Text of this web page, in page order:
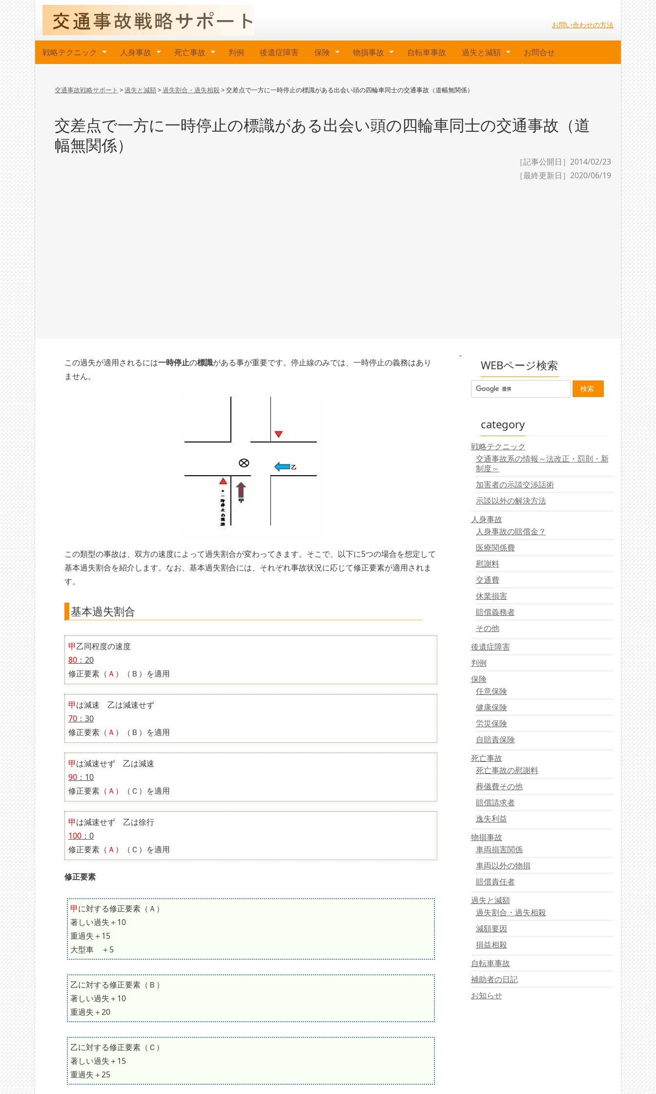
お問い合わせの方法
戦略テクニック 人身事故 死亡事故 判例 後遺症障害 保険 物損事故 自転車事故 過失と減額 お問合せ
交通事故戦略サポート >過失と減額>過失割合・過失相殺>交差点で一方に一時停止の標識がある出会い頭の四輪車同士の交通事故（道幅無関係）
交差点で一方に一時停止の標識がある出会い頭の四輪車同士の交通事故（道
幅無関係）
［記事公開日］2014/02/23
［最終更新日］ 2020/06/19
この過失が適用されるには一時停止の標識がある事が重要です。停止線のみでは、一時停止の義務はあり
ません。
この類型の事故は、双方の速度によって過失割合が変わってきます。そこで、以下に5つの場合を想定して
基本過失割合を紹介します。なお、基本過失割合には、それぞれ事故状況に応じて修正要素が適用されま
す。
基本過失割合
甲乙同程度の速度
80 ：20
修正要素（ Ａ ）（Ｂ）を適用
甲は減速 乙は減速せず
70 ：30
修正要素（ Ａ ）（Ｂ）を適用
甲は減速せず 乙は減速
90 ：10
修正要素（ Ａ ）（Ｃ）を適用
甲は減速せず 乙は徐行
100 ：0
修正要素（ Ａ ）（Ｃ）を適用
修正要素
甲に対する修正要素（Ａ）
著しい過失＋10
重過失＋15
大型車 ＋5
乙に対する修正要素（Ｂ）
著しい過失＋10
重過失＋20
乙に対する修正要素（Ｃ）
著しい過失＋15
重過失＋25
-
WEBページ検索
category
戦略テクニック
交通事故系の情報～法改正・罰則・新
制度～
加害者の示談交渉話術
示談以外の解決方法
人身事故
人身事故の賠償金？
医療関係費
慰謝料
交通費
休業損害
賠償義務者
その他
後遺症障害
判例
保険
任意保険
健康保険
労災保険
自賠責保険
死亡事故
死亡事故の慰謝料
葬儀費その他
賠償請求者
逸失利益
物損事故
車両損害関係
車両以外の物損
賠償責任者
過失と減額
過失割合・過失相殺
減額要因
損益相殺
自転車事故
補助者の日記
お知らせ